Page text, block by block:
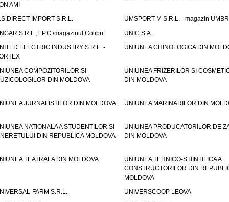
AMI
IMPORT S.R.L.
UMSPORT M S.R.L. - magazin
S.R.L.,F.P.C./magazinul Colibri
UNIC S.A.
ELECTRIC INDUSTRY S.R.L. -
UNIUNEA CHINOLOGICA DIN
COMPOZITORILOR SI
DIN MOLDOVA
UNIUNEA FRIZERILOR SI
DIN MOLDOVA
JURNALISTILOR DIN MOLDOVA UNIUNEA MARINARILOR DIN
NATIONALA A STUDENTILOR SI
DIN REPUBLICA MOLDOVA
UNIUNEA PRODUCATORILOR DE
DIN MOLDOVA
TEATRALA DIN MOLDOVA
UNIUNEA TEHNICO-STIINTIFICA A
CONSTRUCTORILOR DIN
MOLDOVA
FARM S.R.L.
UNIVERSCOOP LEOVA